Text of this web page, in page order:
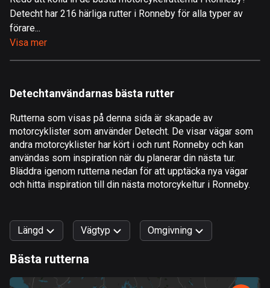
9 rutter
182 rutter
Algeriet
175 rutter
Amerikanska Jungfruöarna
1 rutt
Angola
Antigua och Barbuda
Detecht har 216 härliga rutter i Ronneby för alla typer av
förare...
Visa mer
Detechtanvändarnas bästa rutter
Rutterna som visas på denna sida är skapade av
motorcyklister som använder Detecht. De visar vägar som
andra motorcyklister har kört i och runt Ronneby och kan
användas som inspiration när du planerar din nästa tur.
Bläddra igenom rutterna nedan för att upptäcka nya vägar
och hitta inspiration till din nästa motorcykeltur i Ronneby.
Längd Vägtyp Omgivning
Bästa rutterna